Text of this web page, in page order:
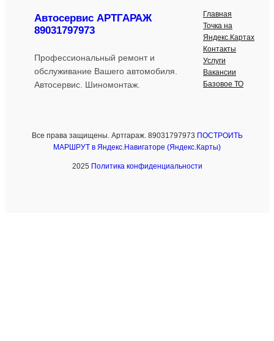
Автосервис АРТГАРАЖ
89031797973
Профессиональный ремонт и
обслуживание Вашего автомобиля.
Автосервис. Шиномонтаж.
Главная
Точка на
Яндекс.Картах
Контакты
Услуги
Вакансии
Базовое ТО
Все права защищены. Артгараж. 89031797973 ПОСТРОИТЬ
МАРШРУТ в Яндекс.Навигаторе (Яндекс.Карты)
2025 Политика конфиденциальности